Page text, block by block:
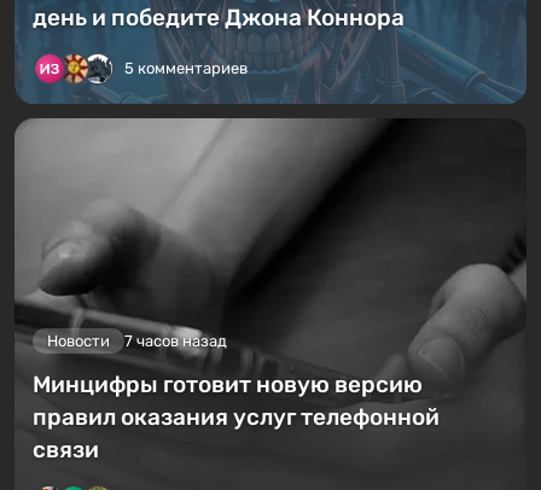
день и победите Джона Коннора
5 комментариев
Новости 7 часов назад
Минцифры готовит новую версию
правил оказания услуг телефонной
связи